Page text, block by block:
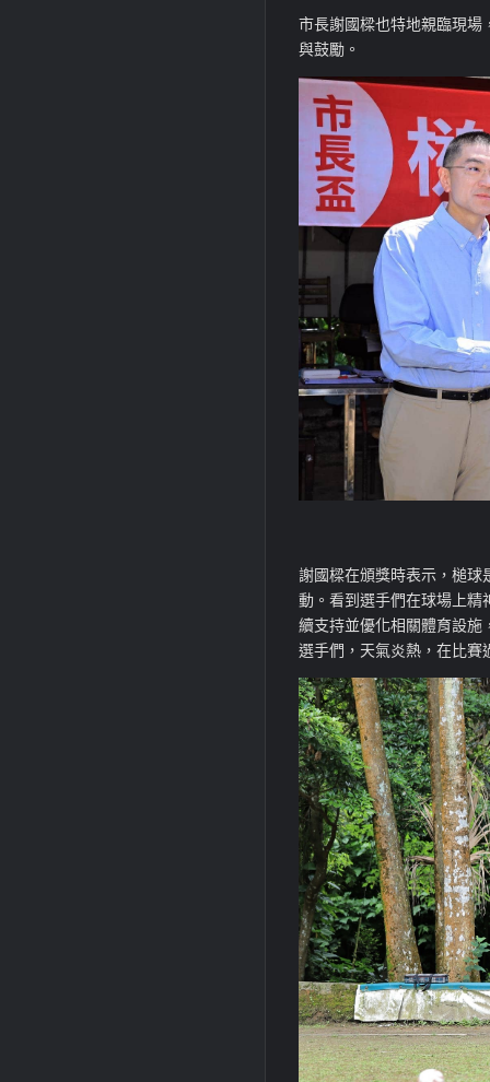
市長謝國樑也特地親臨現場
與鼓勵。
謝國樑在頒獎時表示，槌球
動。看到選手們在球場上精
續支持並優化相關體育設施
選手們，天氣炎熱，在比賽